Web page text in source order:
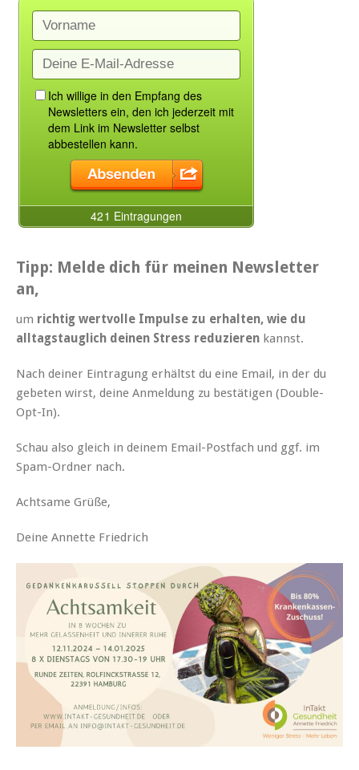
Tipp: Melde dich für meinen Newsletter
an,
um richtig wertvolle Impulse zu erhalten, wie du
alltagstauglich deinen Stress reduzieren kannst.
Nach deiner Eintragung erhältst du eine Email, in der du
gebeten wirst, deine Anmeldung zu bestätigen (Double-
Opt-In).
Schau also gleich in deinem Email-Postfach und ggf. im
Spam-Ordner nach.
Achtsame Grüße,
Deine Annette Friedrich